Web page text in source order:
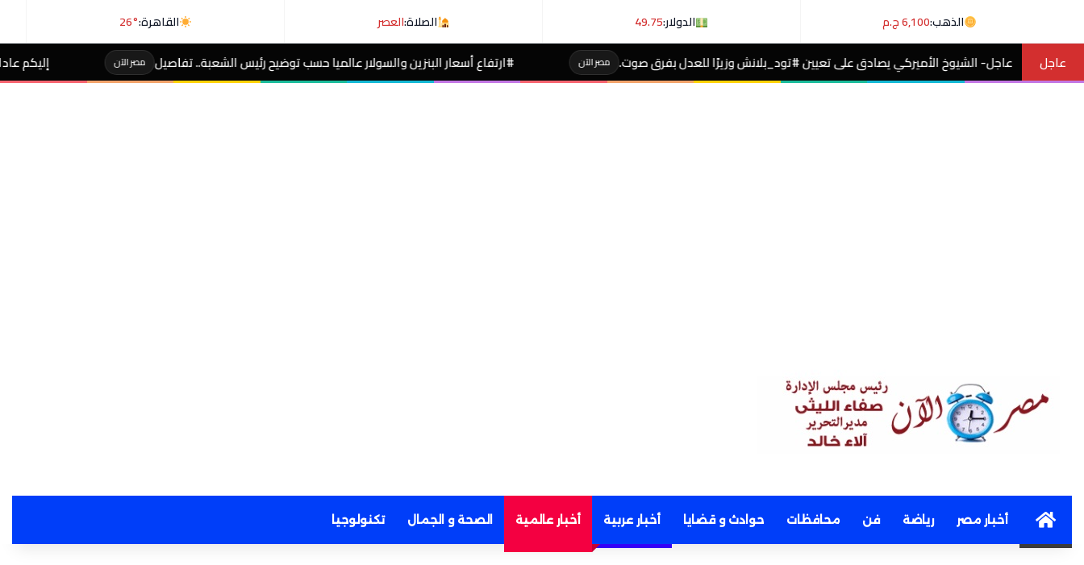
الذهب:6,100 ج.م الدولار:49.75 الصلاة:العصر القاهرة:26°
عاجلالأميركي يصادق على تعيين #تود_بلانش وزيرًا للعدل بفرق صوت. مصر الآن #ارتفاع أسعار البنزين والسولار عالميا حسب توضيح رئيس الشعبة.. تفاصيل مصر الآن إليكم عادات يومية تقصر عمرك
Homeأخبار مصر رياضة فن محافظات حوادث و قضايا أخبار عربية أخبار عالمية الصحة و الجمال تكنولوجيا